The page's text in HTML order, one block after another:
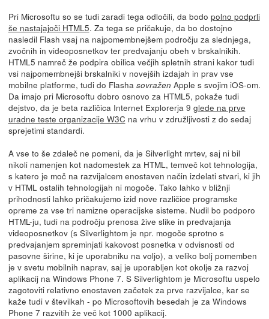
Pri Microsoftu so se tudi zaradi tega odločili, da bodo polno podprli
še nastajajoči HTML5. Za tega se pričakuje, da bo dostojno
nasledil Flash vsaj na najpomembnejšem področju za slednjega,
zvočnih in videoposnetkov ter predvajanju obeh v brskalnikih.
HTML5 namreč že podpira obilica večjih spletnih strani kakor tudi
vsi najpomembnejši brskalniki v novejših izdajah in prav vse
mobilne platforme, tudi do Flasha sovražen Apple s svojim iOS-om.
Da imajo pri Microsoftu dobro osnovo za HTML5, pokaže tudi
dejstvo, da je beta različica Internet Explorerja 9 glede na prve
uradne teste organizacije W3C na vrhu v združljivosti z do sedaj
sprejetimi standardi.
A vse to še zdaleč ne pomeni, da je Silverlight mrtev, saj ni bil
nikoli namenjen kot nadomestek za HTML, temveč kot tehnologija,
s katero je moč na razvijalcem enostaven način izdelati stvari, ki jih
v HTML ostalih tehnologijah ni mogoče. Tako lahko v bližnji
prihodnosti lahko pričakujemo izid nove različice programske
opreme za vse tri namizne operacijske sisteme. Nudil bo podporo
HTML-ju, tudi na področju prenosa žive slike in predvajanja
videoposnetkov (s Silverlightom je npr. mogoče sprotno s
predvajanjem spreminjati kakovost posnetka v odvisnosti od
pasovne širine, ki je uporabniku na voljo), a veliko bolj pomemben
je v svetu mobilnih naprav, saj je uporabljen kot okolje za razvoj
aplikacij na Windows Phone 7. S Silverlightom je Microsoftu uspelo
zagotoviti relativno enostaven začetek za prve razvijalce, kar se
kaže tudi v številkah - po Microsoftovih besedah je za Windows
Phone 7 razvitih že več kot 1000 aplikacij.